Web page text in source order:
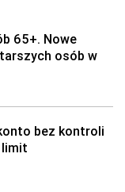
65+. Nowe
osób w
bez kontroli
limit